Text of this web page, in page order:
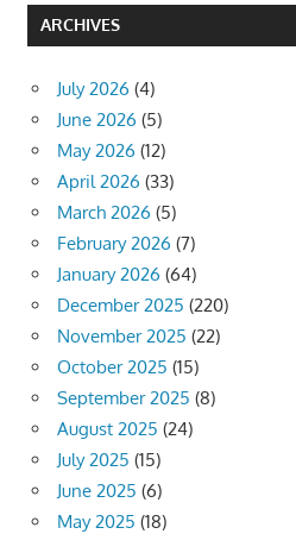
ARCHIVES
July 2026 (4)
June 2026 (5)
May 2026 (12)
April 2026 (33)
March 2026 (5)
February 2026 (7)
January 2026 (64)
December 2025 (220)
November 2025 (22)
October 2025 (15)
September 2025 (8)
August 2025 (24)
July 2025 (15)
June 2025 (6)
May 2025 (18)